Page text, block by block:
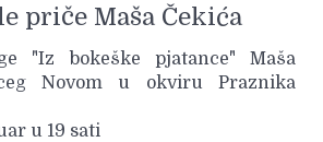
priče Maša Čekića
"Iz bokeške pjatance" Maša
Novom u okviru Praznika
u 19 sati